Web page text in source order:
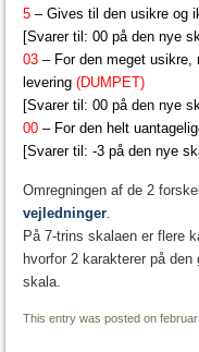
5 – Gives til den usikre og
[Svarer til: 00 på den nye
03 – For den meget usikre,
levering(DUMPET)
[Svarer til: 00 på den nye
00 – For den helt
[Svarer til: -3 på den nye
Omregningen af de 2
vejledninger
På 7-trins skalaen er flere
hvorfor 2 karakterer på
skala.
This entry was posted on